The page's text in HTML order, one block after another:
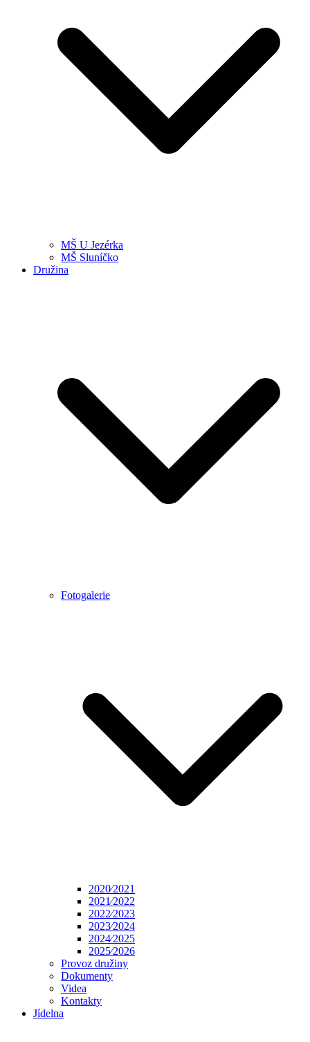
MŠ U Jezérka
MŠ Sluníčko
Družina
Fotogalerie
2020⁄2021
2021⁄2022
2022⁄2023
2023⁄2024
2024⁄2025
2025⁄2026
Provoz družiny
Dokumenty
Videa
Kontakty
Jídelna